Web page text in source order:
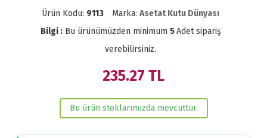
Ürün Kodu: 9113 Marka: Asetat Kutu Dünyası
Bilgi :Bu ürünümüzden minimum 5Adet sipariş
verebilirsiniz.
235.27 TL
Bu ürün stoklarımızda mevcuttur.